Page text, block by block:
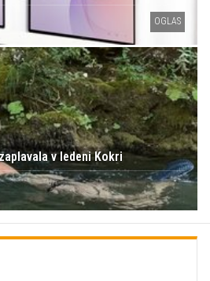
OGLAS
v ledeni Kokri